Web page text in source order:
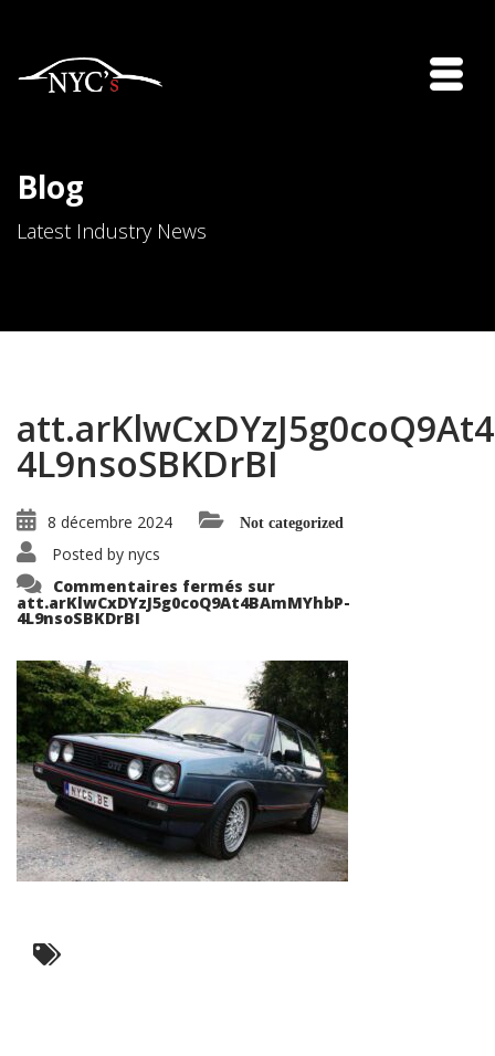
Blog
Latest Industry News
4L9nsoSBKDrBI
8 décembre 2024 Not categorized
Posted by nycs
Commentaires fermés sur
att.arKlwCxDYzJ5g0coQ9At4BAmMYhbP-
4L9nsoSBKDrBI